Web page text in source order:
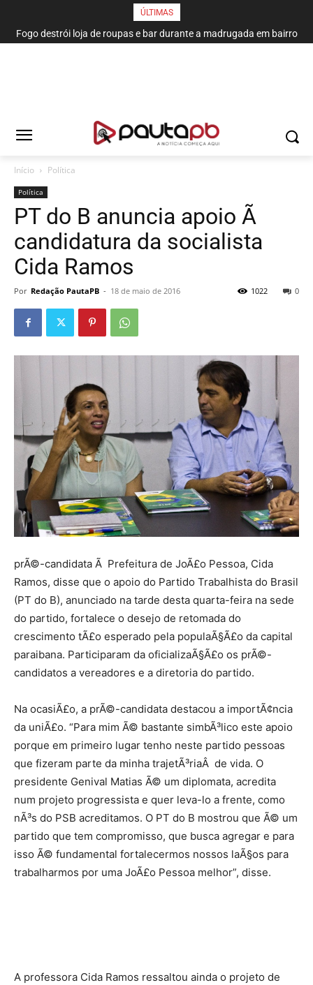
ÚLTIMAS
Fogo destrói loja de roupas e bar durante a madrugada em bairro
de João Pessoa
Início Política
Política
PT do B anuncia apoio Ã
candidatura da socialista
Cida Ramos
Por Redação PautaPB - 18 de maio de 2016 0
1022
prÃ©-candidata Ã Prefeitura de JoÃ£o Pessoa, Cida
Ramos, disse que o apoio do Partido Trabalhista do Brasil
(PT do B), anunciado na tarde desta quarta-feira na sede
do partido, fortalece o desejo de retomada do
crescimento tÃ£o esperado pela populaÃ§Ã£o da capital
paraibana. Participaram da oficializaÃ§Ã£o os prÃ©-
candidatos a vereadores e a diretoria do partido.
Na ocasiÃ£o, a prÃ©-candidata destacou a importÃ¢ncia
da uniÃ£o. “Para mim Ã© bastante simbÃ³lico este apoio
porque em primeiro lugar tenho neste partido pessoas
que fizeram parte da minha trajetÃ³riaÂ de vida. O
presidente Genival Matias Ã© um diplomata, acredita
num projeto progressista e quer leva-lo a frente, como
nÃ³s do PSB acreditamos. O PT do B mostrou que Ã© um
partido que tem compromisso, que busca agregar e para
isso Ã© fundamental fortalecermos nossos laÃ§os para
trabalharmos por uma JoÃ£o Pessoa melhor”, disse.
A professora Cida Ramos ressaltou ainda o projeto de